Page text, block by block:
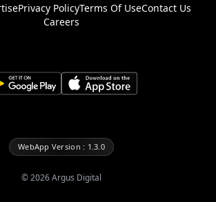
Privacy PolicyTerms Of UseContact Us
Careers
WebApp Version : 1.3.0
©2026Argus Digital